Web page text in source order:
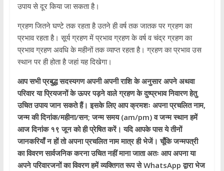
उपाय से दूर किया जा सकता है।
ग्रहण जितने घण्टे तक रहता है उतने ही वर्ष तक जातक पर ग्रहण का
प्रभाव रहता है। सूर्य ग्रहण में प्रभाव ग्रहण के वर्ष व चंद्र ग्रहण का
प्रभाव ग्रहण अवधि के महीनों तक व्याप्त रहता है। ग्रहण का प्रभाव उस
स्थान पर ही होता है जहां यह दिखेगा।
आप सभी प्रबुद्ध सदस्यगण अपनी अपनी राशि के अनुसार अपने अथवा
परिवार या प्रियजनों के ऊपर पड़ने वाले ग्रहण के दुष्प्रभाव निवारण हेतु
उचित उपाय जान सकते हैं। इसके लिए आप क्रमशः अपना प्रचलित नाम,
जन्म की दिनांक/महीना/सन; जन्म समय (am/pm) व जन्म स्थान हमें
आज दिनांक १९ जून को ही प्रेषित करें। यदि आपके पास ये तीनों
जानकरियाँ न हों तो अपना प्रचलित नाम मात्र ही भेजें। चूँकि जन्मपत्री
का विवरण सार्वजनिक करना उचित नहीं माना जाता अतः आप अपना या
अपने परिवारजनों का विवरण हमें व्यक्तिगत रूप से WhatsApp द्वारा भेज